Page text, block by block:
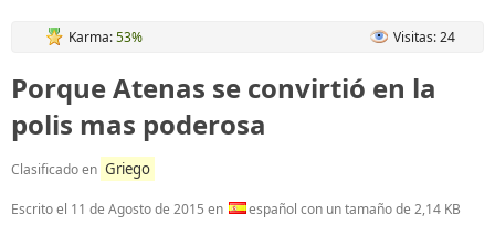
Karma:53% Visitas: 24
Porque Atenas se convirtió en la
polis mas poderosa
Clasificado en Griego
Escrito el 11 de Agosto de 2015 en español con un tamaño de 2,14 KB